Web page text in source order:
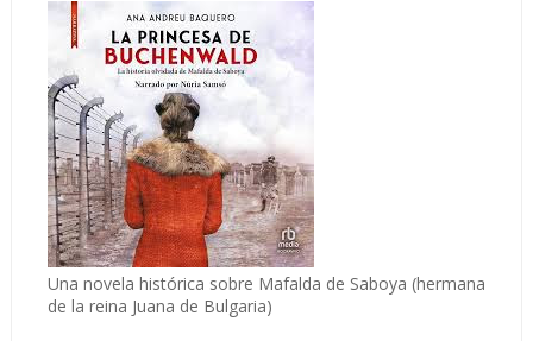
Una novela histórica sobre Mafalda de Saboya (hermana
de la reina Juana de Bulgaria)